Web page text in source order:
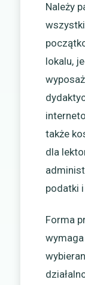
Należy
lokalu,
także
dla
podatki
Forma